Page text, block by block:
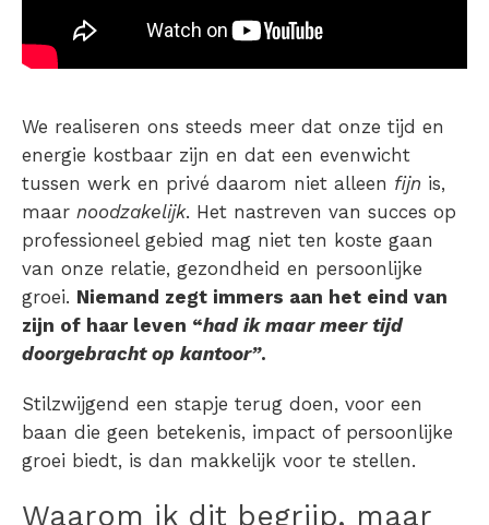
We realiseren ons steeds meer dat onze tijd en
energie kostbaar zijn en dat een evenwicht
tussen werk en privé daarom niet alleen fijn is,
maar noodzakelijk. Het nastreven van succes op
professioneel gebied mag niet ten koste gaan
van onze relatie, gezondheid en persoonlijke
groei. Niemand zegt immers aan het eind van
zijn of haar leven “had ik maar meer tijd
doorgebracht op kantoor”.
Stilzwijgend een stapje terug doen, voor een
baan die geen betekenis, impact of persoonlijke
groei biedt, is dan makkelijk voor te stellen.
Waarom ik dit begrijp, maar